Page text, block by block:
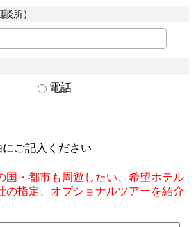
所）
電話
ご記入ください
・都市も周遊したい、希望ホテル
の指定、オプショナルツアーを紹介